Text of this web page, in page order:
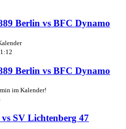
Berlin vs BFC Dynamo
Berlin vs BFC Dynamo
im Kalender!
SV Lichtenberg 47